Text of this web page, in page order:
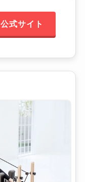
公式サイト